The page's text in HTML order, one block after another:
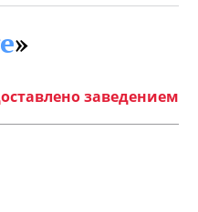
»
заведением